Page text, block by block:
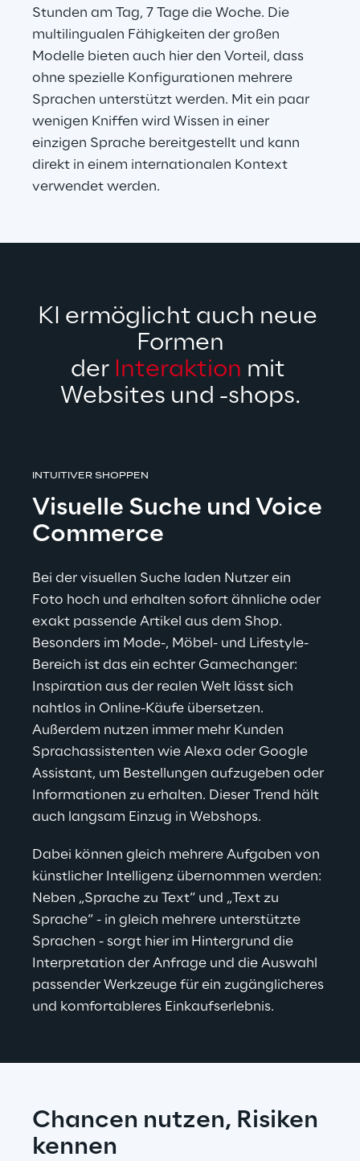
Stunden am Tag, 7 Tage die Woche. Die
multilingualen Fähigkeiten der großen
Modelle bieten auch hier den Vorteil, dass
ohne spezielle Konfigurationen mehrere
Sprachen unterstützt werden. Mit ein paar
wenigen Kniffen wird Wissen in einer
einzigen Sprache bereitgestellt und kann
direkt in einem internationalen Kontext
verwendet werden.
KI ermöglicht auch neue
Formen
der Interaktion mit
Websites und -shops.
INTUITIVER SHOPPEN
Visuelle Suche und Voice
Commerce
Bei der visuellen Suche laden Nutzer ein
Foto hoch und erhalten sofort ähnliche oder
exakt passende Artikel aus dem Shop.
Besonders im Mode-, Möbel- und Lifestyle-
Bereich ist das ein echter Gamechanger:
Inspiration aus der realen Welt lässt sich
nahtlos in Online-Käufe übersetzen.
Außerdem nutzen immer mehr Kunden
Sprachassistenten wie Alexa oder Google
Assistant, um Bestellungen aufzugeben oder
Informationen zu erhalten. Dieser Trend hält
auch langsam Einzug in Webshops.
Dabei können gleich mehrere Aufgaben von
künstlicher Intelligenz übernommen werden:
Neben „Sprache zu Text“ und „Text zu
Sprache“ - in gleich mehrere unterstützte
Sprachen - sorgt hier im Hintergrund die
Interpretation der Anfrage und die Auswahl
passender Werkzeuge für ein zugänglicheres
und komfortableres Einkaufserlebnis.
Chancen nutzen, Risiken
kennen